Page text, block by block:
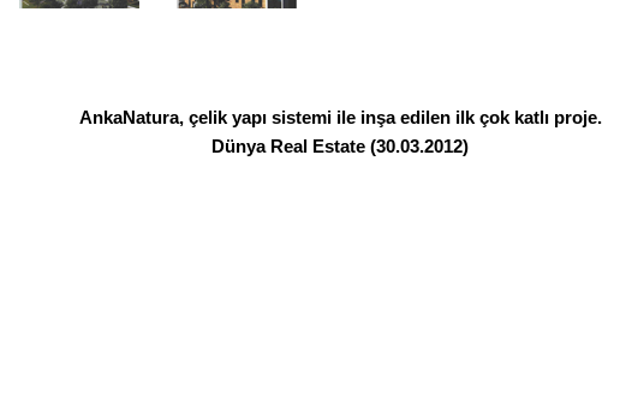
AnkaNatura, çelik yapı sistemi ile inşa edilen ilk çok katlı proje.
Dünya Real Estate (30.03.2012)